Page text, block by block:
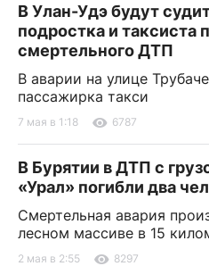
В Улан-Удэ будут
подростка и таксиста
смертельного ДТП
В аварии на улице
пассажирка такси
7 мая в 1:18 6787
В Бурятии в ДТП с
«Урал» погибли два
Смертельная авария
лесном массиве в 15
2 мая в 2:55 8297